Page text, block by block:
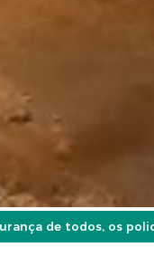
de todos, os